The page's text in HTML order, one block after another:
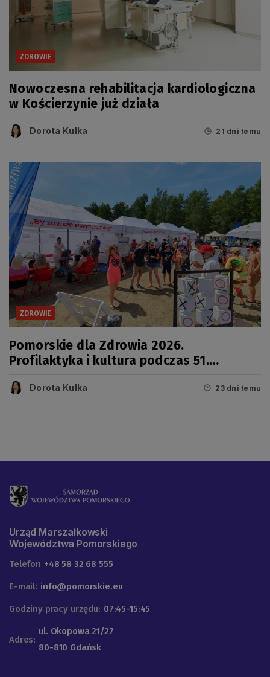
ZDROWIE
Nowoczesna rehabilitacja kardiologiczna
w Kościerzynie już działa
Dorota Kulka 21 dni temu
ZDROWIE
Pomorskie dla Zdrowia 2026.
Profilaktyka i kultura podczas 51.
Dorota Kulka 23 dni temu
Urząd Marszałkowski
Województwa Pomorskiego
Telefon +48 58 32 68 555
E-mail: info@pomorskie.eu
Godziny pracy urzędu: 07:45-15:45
Adres:
ul. Okopowa 21/27
80-810 Gdańsk